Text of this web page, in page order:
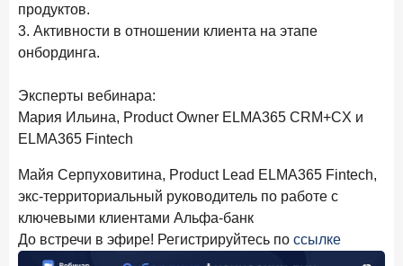
продуктов.
3. Активности в отношении клиента на этапе
онбординга.
Эксперты вебинара:
Мария Ильина, Product Owner ELMA365 CRM+CX и
ELMA365 Fintech
Майя Серпуховитина, Product Lead ELMA365 Fintech,
экс-территориальный руководитель по работе с
ключевыми клиентами Альфа-банк
До встречи в эфире! Регистрируйтесь по ссылке